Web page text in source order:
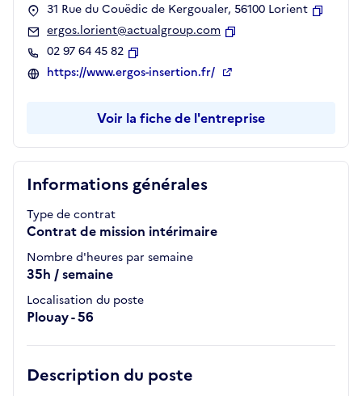
Informations générales
Type de contrat
Contrat de mission intérimaire
Nombre d'heures par semaine
35h / semaine
Localisation du poste
Plouay - 56
Description du poste
31 Rue du Couëdic de Kergoualer, 56100 Lorient
ergos.lorient@actualgroup.com
02 97 64 45 82
Copier
https://www.ergos-insertion.fr/
Voir la fiche de l'entreprise